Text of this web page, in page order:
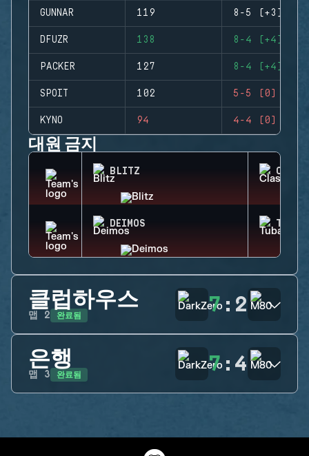
GUNNAR 119 8-5 (+3)
DFUZR 138 8-4 (+4)
PACKER 127 8-4 (+4)
SPOIT 102 5-5 (0)
KYNO 94 4-4 (0)
대원 금지
BLITZ CLASH
DEIMOS
클럽하우스
맵 2 완료됨 7: 2
은행
맵 3 완료됨 7: 4